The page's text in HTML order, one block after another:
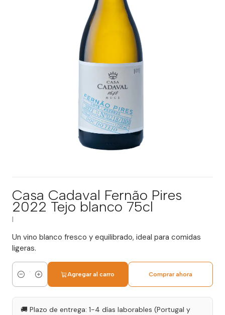
Casa Cadaval Fernão Pires
2022 Tejo blanco 75cl
Un vino blanco fresco y equilibrado, ideal para comidas
ligeras.
Cantidad
Agregar al carro Comprar ahora
🚚 Plazo de entrega: 1-4 días laborables (Portugal y